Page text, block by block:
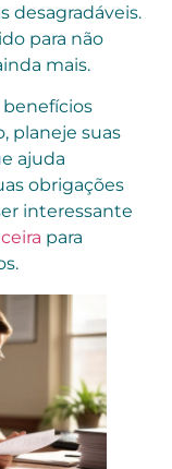
desagradáveis.
para não
mais.
planeje suas
ajuda
obrigações
interessante
para